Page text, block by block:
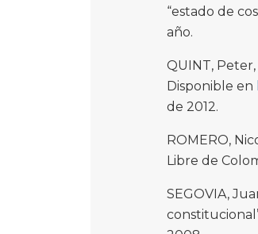
“estado de
año.
QUINT, Peter,
Disponible en
de 2012.
ROMERO,
Libre de
SEGOVIA,